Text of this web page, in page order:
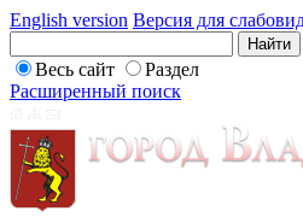
English version Версия для
Весь сайт
Раздел
Расширенный поиск